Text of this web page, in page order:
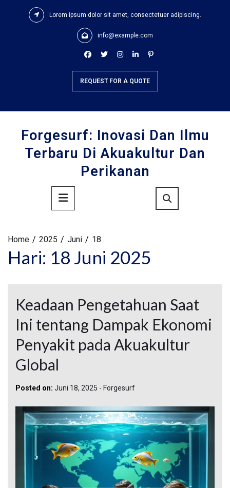
Lorem ipsum dolor sit amet, consectetuer adipiscing.
info@example.com
REQUEST FOR A QUOTE
Forgesurf: Inovasi Dan Ilmu
Terbaru Di Akuakultur Dan
Perikanan
Primary
Menu
Home 2025 Juni 18
Hari: 18 Juni 2025
Keadaan Pengetahuan Saat
Ini tentang Dampak Ekonomi
Penyakit pada Akuakultur
Global
Posted on: Juni 18, 2025 - Forgesurf